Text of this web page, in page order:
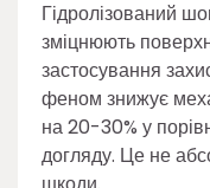
Гідролізований
зміцнюють
застосування
феном знижує
на 20-30% у
догляду. Це не